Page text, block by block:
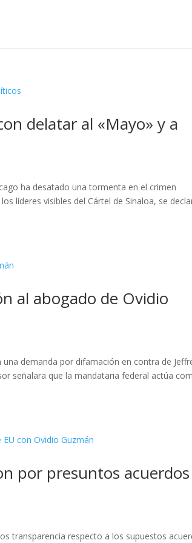
delatar al «Mayo» y a
ha desatado una tormenta en el crimen
líderes visibles del Cártel de Sinaloa, se
al abogado de Ovidio
demanda por difamación en contra de
señalara que la mandataria federal actúa
por presuntos acuerdos
transparencia respecto a los supuestos